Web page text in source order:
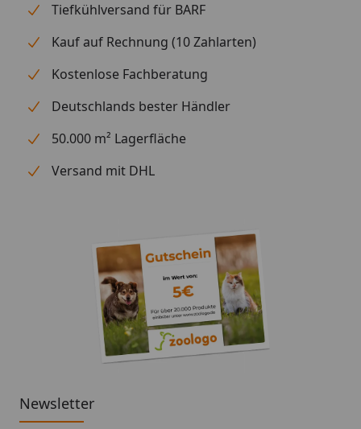
30 g 60,0 - 80,0 kg 30 - 60 g 1 Messlöffel entspricht ca.
Tiefkühlversand für BARF
Kauf auf Rechnung (10 Zahlarten)
Kostenlose Fachberatung
Deutschlands bester Händler
50.000 m² Lagerfläche
Versand mit DHL
Newsletter